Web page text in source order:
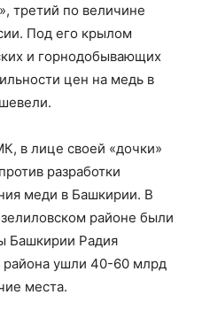
третий по величине
Под его крылом
и горнодобывающих
цен на медь в
в лице своей «дочки»
разработки
меди в Башкирии. В
районе были
Башкирии Радия
ушли 40-60 млрд
места.